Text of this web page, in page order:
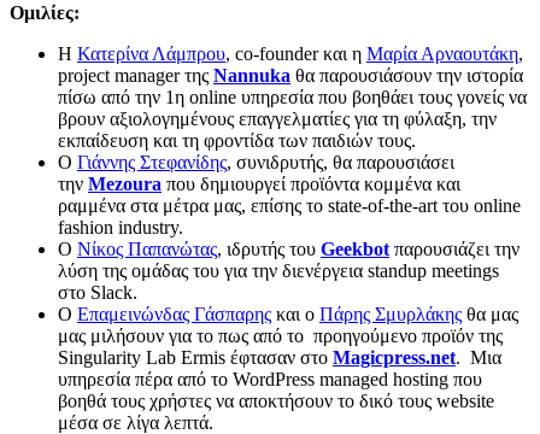
Ομιλίες:
Η Κατερίνα Λάμπρου, co-founder και η Μαρία Αρναουτάκη,
project manager της Nannuka θα παρουσιάσουν την ιστορία
πίσω από την 1η online υπηρεσία που βοηθάει τους γονείς να
βρουν αξιολογημένους επαγγελματίες για τη φύλαξη, την
εκπαίδευση και τη φροντίδα των παιδιών τους.
Ο Γιάννης Στεφανίδης, συνιδρυτής, θα παρουσιάσει
την Mezoura που δημιουργεί προϊόντα κομμένα και
ραμμένα στα μέτρα μας, επίσης το state-of-the-art του online
fashion industry.
Ο Νίκος Παπανώτας, ιδρυτής του Geekbot παρουσιάζει την
λύση της ομάδας του για την διενέργεια standup meetings
στο Slack.
Ο Επαμεινώνδας Γάσπαρης και ο Πάρης Σμυρλάκης θα μας
μας μιλήσουν για το πως από το προηγούμενο προϊόν της
Singularity Lab Ermis έφτασαν στο Magicpress.net. Μια
υπηρεσία πέρα από το WordPress managed hosting που
βοηθά τους χρήστες να αποκτήσουν το δικό τους website
μέσα σε λίγα λεπτά.